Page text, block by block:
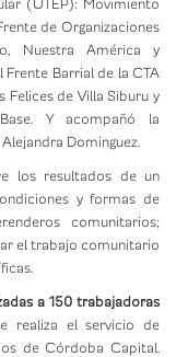
(UTEP): Movimiento
de Organizaciones
Nuestra América y
Barrial de la CTA
Felices de Villa Siburu y
Y acompañó la
Dominguez.
los resultados de un
y formas de
comunitarios;
el trabajo comunitario
a 150 trabajadoras
realiza el servicio de
de Córdoba Capital.